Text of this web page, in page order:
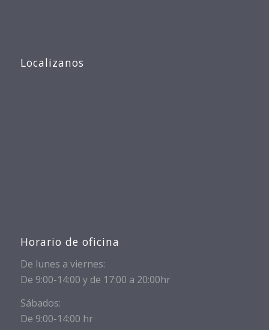
Localizanos
Horario de oficina
De lunes a viernes:
De 9:00-14:00 y de 17:00 a 20:00hr
Sábados:
De 9:00-14:00 hr